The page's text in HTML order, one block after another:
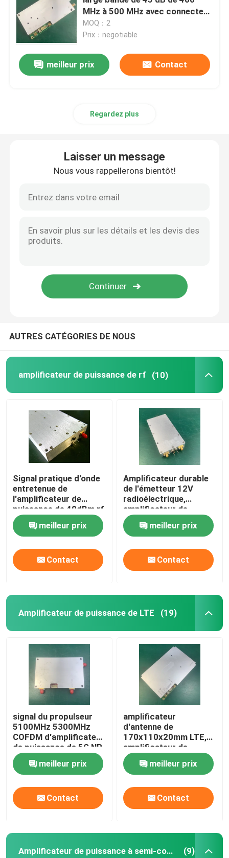
Amplificateur de puissance à bande large
Amplificateur de télécom
Amplificateur de puissance sans fil
MHz à 500 MHz avec connecteur
SMA
MOQ：2
Prix：negotiable
meilleur prix Contact
Regardez plus
Laisser un message
Nous vous rappellerons bientôt!
AUTRES CATÉGORIES DE NOUS
amplificateur de puissance de rf (10)
Signal pratique d'onde
entretenue de
l'amplificateur de
puissance de 40dBm rf
SMA/N pour le
brouilleur de GPS
meilleur prix
Contact
Amplificateur durable
de l'émetteur 12V
radioélectrique,
amplificateur de
puissance sans fil de
COFDMmeilleur prix
Contact
Amplificateur de puissance de LTE (19)
signal du propulseur
5100MHz 5300MHz
COFDM d'amplificateur
de puissance de 5G NR
FR1 LTE
meilleur prix
Contact
amplificateur
d'antenne de
170x110x20mm LTE,
amplificateur de
puissance léger d'à
haute fréquence rf
meilleur prix
Contact
Amplificateur de puissance à semi-conducteur (9)